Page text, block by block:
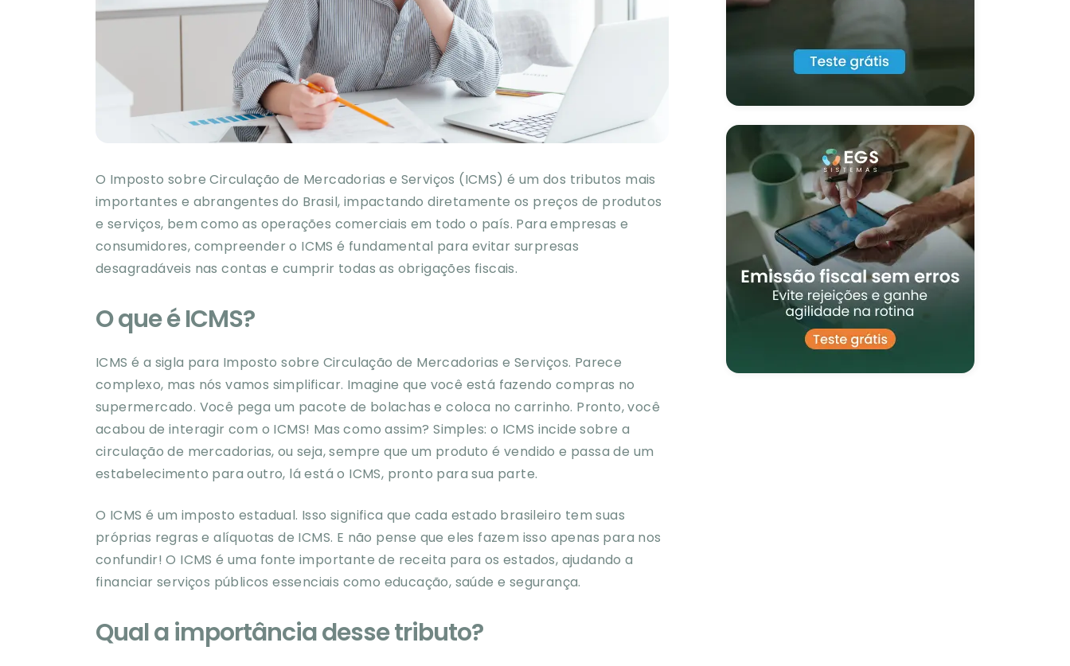
O Imposto sobre Circulação de Mercadorias e Serviços (ICMS) é um dos tributos mais
importantes e abrangentes do Brasil, impactando diretamente os preços de produtos
e serviços, bem como as operações comerciais em todo o país. Para empresas e
consumidores, compreender o ICMS é fundamental para evitar surpresas
desagradáveis nas contas e cumprir todas as obrigações fiscais.
O que é ICMS?
ICMS é a sigla para Imposto sobre Circulação de Mercadorias e Serviços. Parece
complexo, mas nós vamos simplificar. Imagine que você está fazendo compras no
supermercado. Você pega um pacote de bolachas e coloca no carrinho. Pronto, você
acabou de interagir com o ICMS! Mas como assim? Simples: o ICMS incide sobre a
circulação de mercadorias, ou seja, sempre que um produto é vendido e passa de um
estabelecimento para outro, lá está o ICMS, pronto para sua parte.
O ICMS é um imposto estadual. Isso significa que cada estado brasileiro tem suas
próprias regras e alíquotas de ICMS. E não pense que eles fazem isso apenas para nos
confundir! O ICMS é uma fonte importante de receita para os estados, ajudando a
financiar serviços públicos essenciais como educação, saúde e segurança.
Qual a importância desse tributo?